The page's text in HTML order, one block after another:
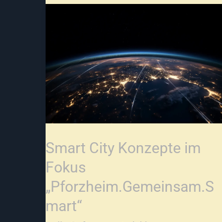
Smart City Konzepte im
Fokus
„Pforzheim.Gemeinsam.S
mart“
im
Fokus
„Pforzheim.Gemeinsam.Smart“